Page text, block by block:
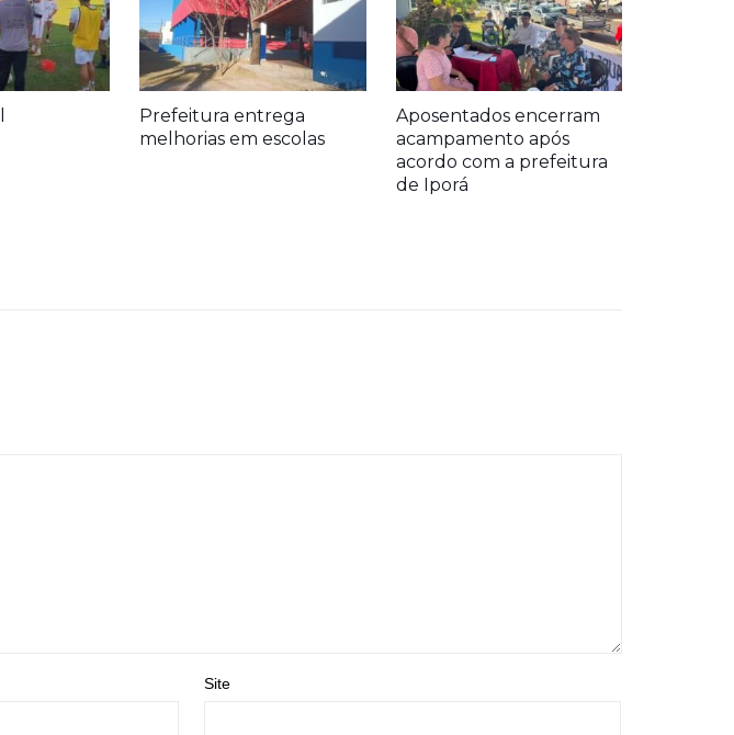
Prefeitura entrega
melhorias em escolas
Aposentados encerram
acampamento após
acordo com a prefeitura
de Iporá
Site